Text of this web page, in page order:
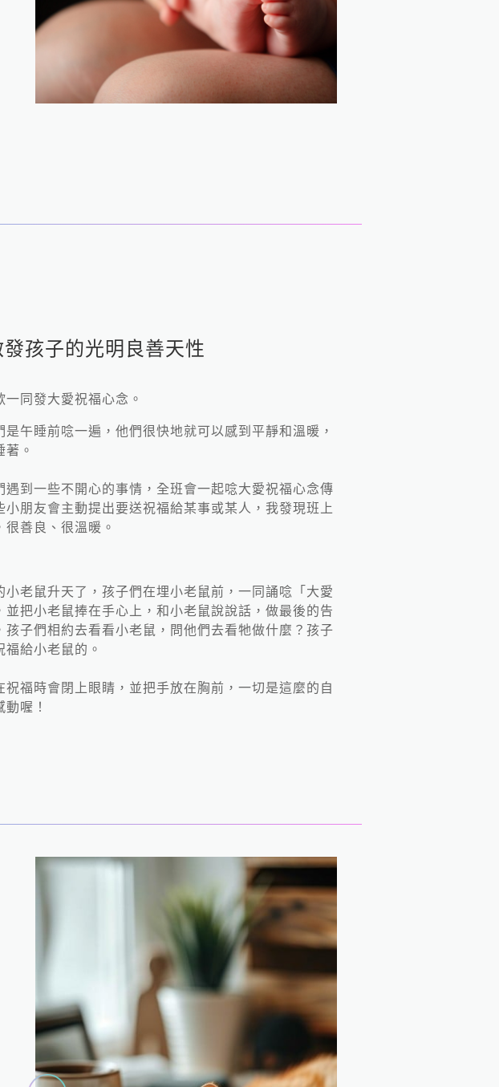
孩子的光明良善天性
一同發大愛祝福心念。
是午睡前唸一遍，他們很快地就可以感到平靜和溫暖，
著。
遇到一些不開心的事情，全班會一起唸大愛祝福心念傳
小朋友會主動提出要送祝福給某事或某人，我發現班上
很善良、很溫暖。
小老鼠升天了，孩子們在埋小老鼠前，一同誦唸「大愛
並把小老鼠捧在手心上，和小老鼠說說話，做最後的告
孩子們相約去看看小老鼠，問他們去看牠做什麼？孩子
福給小老鼠的。
祝福時會閉上眼睛，並把手放在胸前，一切是這麼的自
喔！